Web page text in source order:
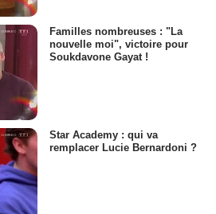
Familles nombreuses : "La
nouvelle moi", victoire pour
Soukdavone Gayat !
Star Academy : qui va
remplacer Lucie Bernardoni ?